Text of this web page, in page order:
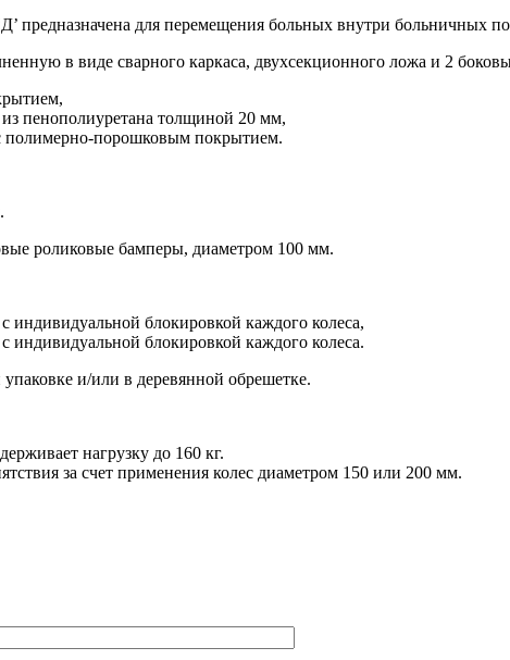
предназначена для перемещения больных внутри больничных
в виде сварного каркаса, двухсекционного ложа и 2
пенополиуретана толщиной 20 мм,
полимерно-порошковым покрытием.
роликовые бамперы, диаметром 100 мм.
блокировкой каждого колеса,
блокировкой каждого колеса.
и/или в деревянной обрешетке.
нагрузку до 160 кг.
за счет применения колес диаметром 150 или 200 мм.